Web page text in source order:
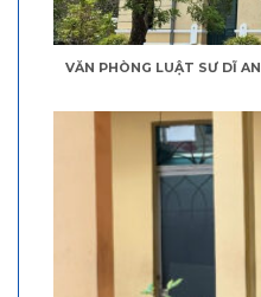
VĂN PHÒNG LUẬT SƯ DĨ AN